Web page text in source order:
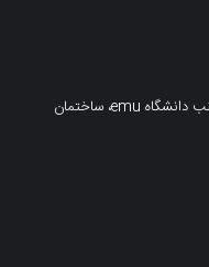
قبرس شمالی، فاماگوستا، خیابان سالامیس، جنب دانشگاه emu، ساختمان